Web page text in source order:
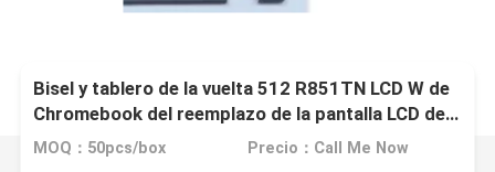
Bisel y tablero de la vuelta 512 R851TN LCD W de
Chromebook del reemplazo de la pantalla LCD de
6M.H99N7.001 Acer
MOQ：50pcs/box Precio：Call Me Now